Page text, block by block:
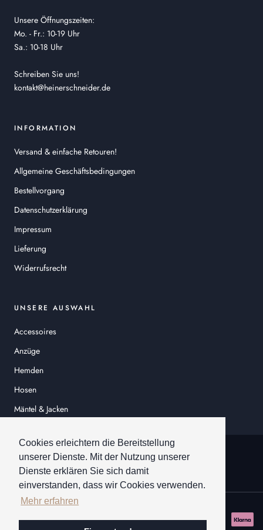
Cookies erleichtern die Bereitstellung
unserer Dienste. Mit der Nutzung unserer
Dienste erklären Sie sich damit
einverstanden, dass wir Cookies verwenden.
Mehr erfahren
Unsere Öffnungszeiten:
Mo. - Fr.: 10-19 Uhr
Sa.: 10-18 Uhr
Schreiben Sie uns!
kontakt@heinerschneider.de
INFORMATION
Versand & einfache Retouren!
Allgemeine Geschäftsbedingungen
Bestellvorgang
Datenschutzerklärung
Impressum
Lieferung
Widerrufsrecht
UNSERE AUSWAHL
Accessoires
Anzüge
Hemden
Hosen
Mäntel & Jacken
© HEINER SCHNEIDER